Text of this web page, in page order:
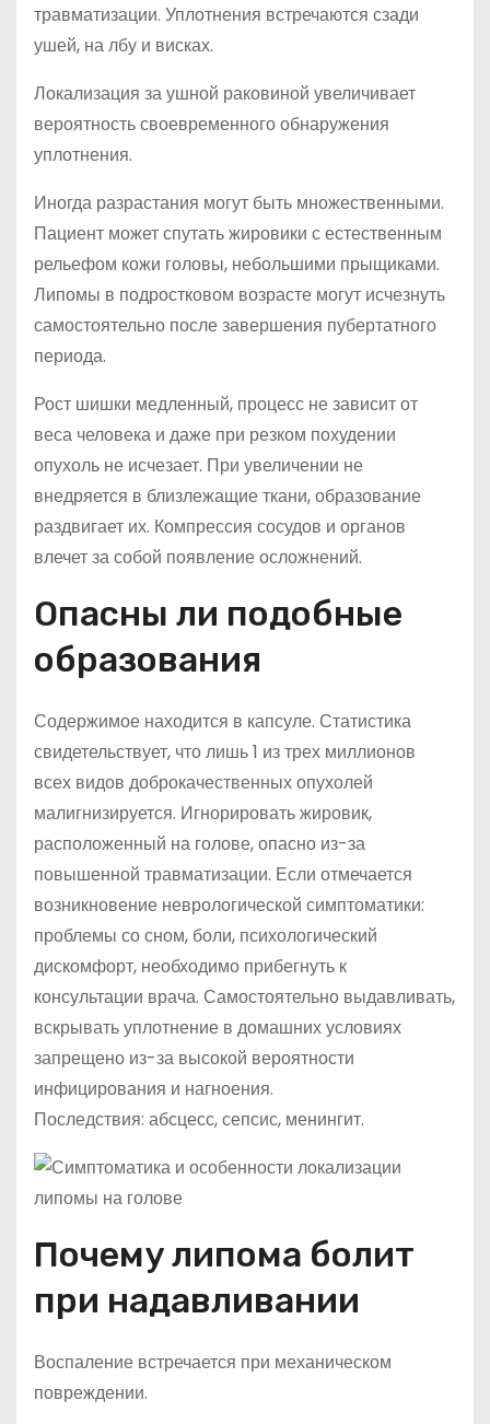
травматизации. Уплотнения встречаются сзади
ушей, на лбу и висках.
Локализация за ушной раковиной увеличивает
вероятность своевременного обнаружения
уплотнения.
Иногда разрастания могут быть множественными.
Пациент может спутать жировики с естественным
рельефом кожи головы, небольшими прыщиками.
Липомы в подростковом возрасте могут исчезнуть
самостоятельно после завершения пубертатного
периода.
Рост шишки медленный, процесс не зависит от
веса человека и даже при резком похудении
опухоль не исчезает. При увеличении не
внедряется в близлежащие ткани, образование
раздвигает их. Компрессия сосудов и органов
влечет за собой появление осложнений.
Опасны ли подобные
образования
Содержимое находится в капсуле. Статистика
свидетельствует, что лишь 1 из трех миллионов
всех видов доброкачественных опухолей
малигнизируется. Игнорировать жировик,
расположенный на голове, опасно из-за
повышенной травматизации. Если отмечается
возникновение неврологической симптоматики:
проблемы со сном, боли, психологический
дискомфорт, необходимо прибегнуть к
консультации врача. Самостоятельно выдавливать,
вскрывать уплотнение в домашних условиях
запрещено из-за высокой вероятности
инфицирования и нагноения.
Последствия: абсцесс, сепсис, менингит.
Почему липома болит
при надавливании
Воспаление встречается при механическом
повреждении.